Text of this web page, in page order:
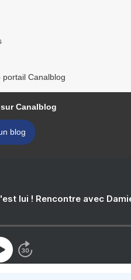
Canalblog
Canalblog
blog
lui ! Rencontre avec